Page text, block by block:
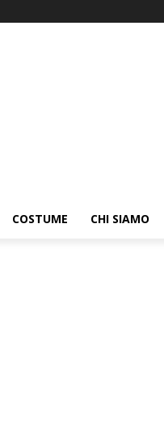
COSTUME CHI SIAMO